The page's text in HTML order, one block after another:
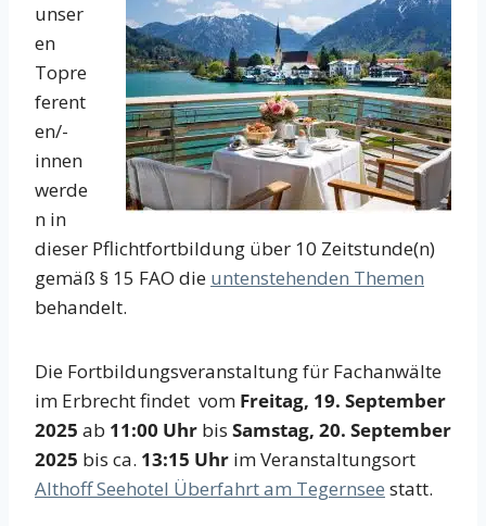
unser
en
Topre
ferent
en/-
innen
werde
n in
dieser Pflichtfortbildung über 10 Zeitstunde(n)
gemäß § 15 FAO die untenstehenden Themen
behandelt.
Die Fortbildungsveranstaltung für Fachanwälte
im Erbrecht findet vom Freitag, 19. September
2025 ab 11:00 Uhr bis Samstag, 20. September
2025 bis ca. 13:15 Uhr im Veranstaltungsort
Althoff Seehotel Überfahrt am Tegernsee statt.